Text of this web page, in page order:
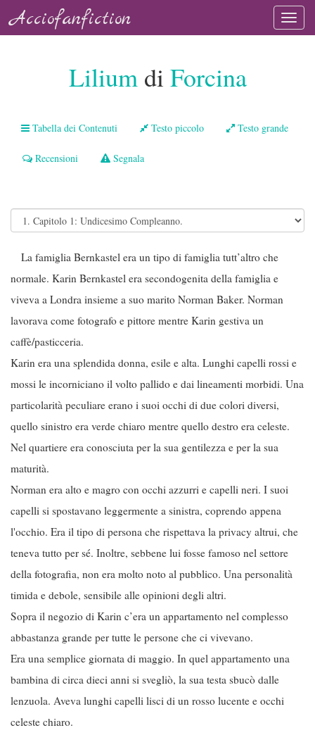
Acciofanfiction
Liliumdi Forcina
Tabella dei Contenuti Testo piccolo Testo grande
Recensioni Segnala
La famiglia Bernkastel era un tipo di famiglia tutt’altro che
normale. Karin Bernkastel era secondogenita della famiglia e
viveva a Londra insieme a suo marito Norman Baker. Norman
lavorava come fotografo e pittore mentre Karin gestiva un
caffè/pasticceria.
Karin era una splendida donna, esile e alta. Lunghi capelli rossi e
mossi le incorniciano il volto pallido e dai lineamenti morbidi. Una
particolarità peculiare erano i suoi occhi di due colori diversi,
quello sinistro era verde chiaro mentre quello destro era celeste.
Nel quartiere era conosciuta per la sua gentilezza e per la sua
maturità.
Norman era alto e magro con occhi azzurri e capelli neri. I suoi
capelli si spostavano leggermente a sinistra, coprendo appena
l'occhio. Era il tipo di persona che rispettava la privacy altrui, che
teneva tutto per sé. Inoltre, sebbene lui fosse famoso nel settore
della fotografia, non era molto noto al pubblico. Una personalità
timida e debole, sensibile alle opinioni degli altri.
Sopra il negozio di Karin c’era un appartamento nel complesso
abbastanza grande per tutte le persone che ci vivevano.
Era una semplice giornata di maggio. In quel appartamento una
bambina di circa dieci anni si svegliò, la sua testa sbucò dalle
lenzuola. Aveva lunghi capelli lisci di un rosso lucente e occhi
celeste chiaro.